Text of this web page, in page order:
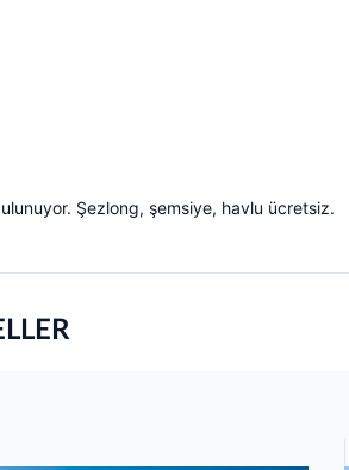
Şezlong, şemsiye, havlu ücretsiz.